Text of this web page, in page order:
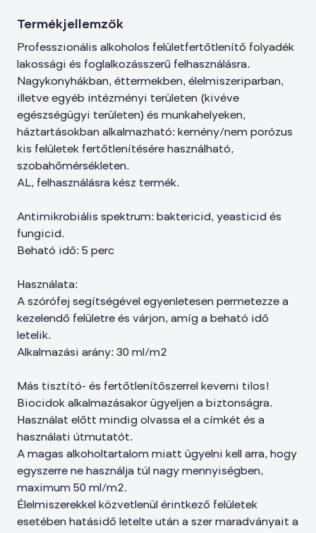
Termékjellemzők
Professzionális alkoholos felületfertőtlenítő folyadék
lakossági és foglalkozásszerű felhasználásra.
Nagykonyhákban, éttermekben, élelmiszeriparban,
illetve egyéb intézményi területen (kivéve
egészségügyi területen) és munkahelyeken,
háztartásokban alkalmazható: kemény/nem porózus
kis felületek fertőtlenítésére használható,
szobahőmérsékleten.
AL, felhasználásra kész termék.
Antimikrobiális spektrum: baktericid, yeasticid és
fungicid.
Beható idő: 5 perc
Használata:
A szórófej segítségével egyenletesen permetezze a
kezelendő felületre és várjon, amíg a beható idő
letelik.
Alkalmazási arány: 30 ml/m2
Más tisztító- és fertőtlenítőszerrel keverni tilos!
Biocidok alkalmazásakor ügyeljen a biztonságra.
Használat előtt mindig olvassa el a címkét és a
használati útmutatót.
A magas alkoholtartalom miatt ügyelni kell arra, hogy
egyszerre ne használja túl nagy mennyiségben,
maximum 50 ml/m2.
Élelmiszerekkel közvetlenül érintkező felületek
esetében hatásidő letelte után a szer maradványait a